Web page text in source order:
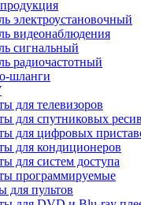
электроустановочный
видеонаблюдения
сигнальный
радиочастотный
шланги
для телевизоров
для спутниковых
для цифровых
для кондиционеров
для систем доступа
программируемые
для пультов